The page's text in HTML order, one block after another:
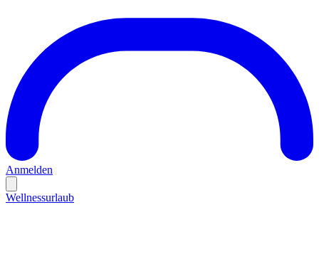
Anmelden
Wellnessurlaub